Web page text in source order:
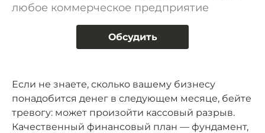
любое коммерческое предприятие
Обсудить
Если не знаете, сколько вашему бизнесу
понадобится денег в следующем месяце, бейте
тревогу: может произойти кассовый разрыв.
Качественный финансовый план — фундамент,